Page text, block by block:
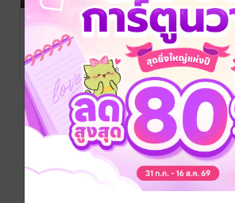
สามก๊ก ฉบับ
ตามน้ำ
เหยี่ยว วาโย
นิยายกำลังภายใน
2 Rating
หน้าที่ 1